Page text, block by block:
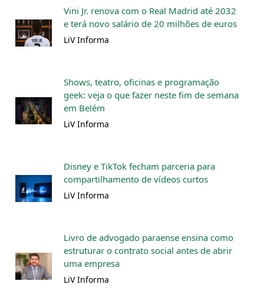
Vini Jr. renova com o Real Madrid até 2032
e terá novo salário de 20 milhões de euros
LiV Informa
Shows, teatro, oficinas e programação
geek: veja o que fazer neste fim de semana
em Belém
LiV Informa
Disney e TikTok fecham parceria para
compartilhamento de vídeos curtos
LiV Informa
Livro de advogado paraense ensina como
estruturar o contrato social antes de abrir
uma empresa
LiV Informa